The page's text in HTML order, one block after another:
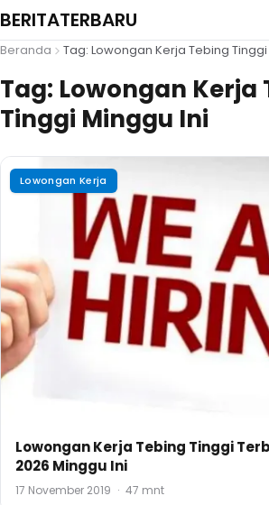
BERITATERBARU
Beranda Tag: Lowongan Kerja Tebing
Tag: Lowongan Kerja
Tinggi Minggu Ini
Lowongan Kerja
Lowongan Kerja Tebing Tinggi
2026 Minggu Ini
17 November 2019 · 47 mnt